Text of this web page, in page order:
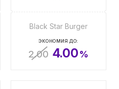
Black Star Burger
ЭКОНОМИЯ ДО:
2.00 4.00%